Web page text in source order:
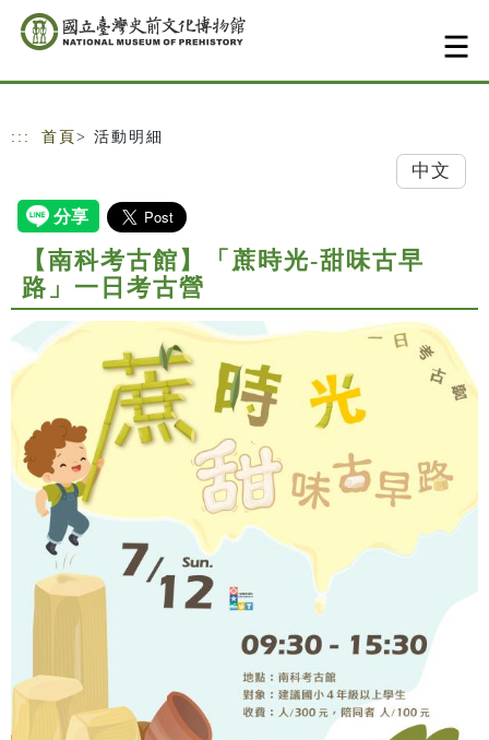
跳到主要內容
網站導覽
::: 首頁 > 活動明細
中文
【南科考古館】「蔗時光-甜味古早
路」一日考古營